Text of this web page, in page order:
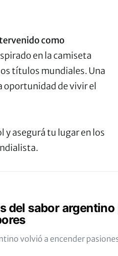
como
en la camiseta
títulos mundiales. Una
oportunidad de vivir el
asegurá tu lugar en los
del sabor
volvió a encender